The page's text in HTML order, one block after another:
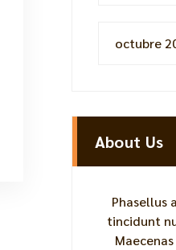
octubre
About Us
Phasellus
tincidunt